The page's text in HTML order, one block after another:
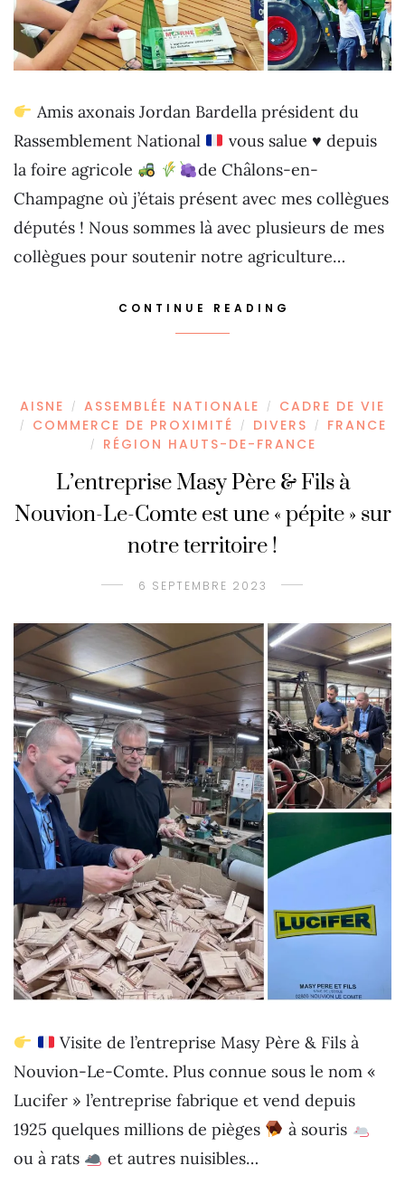
Amis axonais Jordan Bardella président du
Rassemblement National
vous salue ♥️ depuis
la foire agricole
de Châlons-en-
Champagne où j’étais présent avec mes collègues
députés ! Nous sommes là avec plusieurs de mes
collègues pour soutenir notre agriculture…
CONTINUE READING
AISNE / ASSEMBLÉE NATIONALE / CADRE DE VIE
/ COMMERCE DE PROXIMITÉ / DIVERS / FRANCE
/ RÉGION HAUTS-DE-FRANCE
L’entreprise Masy Père & Fils à
Nouvion-Le-Comte est une « pépite » sur
notre territoire !
6 SEPTEMBRE 2023
Visite de l’entreprise Masy Père & Fils à
Nouvion-Le-Comte. Plus connue sous le nom «
Lucifer » l’entreprise fabrique et vend depuis
1925 quelques millions de pièges
à souris
ou à rats
et autres nuisibles…